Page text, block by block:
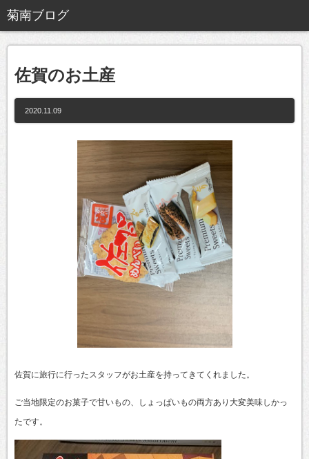
佐賀のお土産
2020.11.09
佐賀に旅行に行ったスタッフがお土産を持ってきてくれました。
ご当地限定のお菓子で甘いもの、しょっぱいもの両方あり大変美味しかっ
たです。